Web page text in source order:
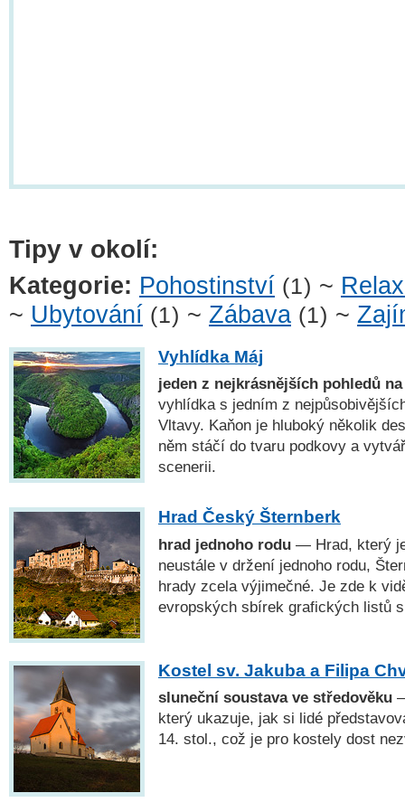
Tipy v okolí:
Kategorie: Pohostinství (1) ~
~ Ubytování (1) ~ Zábava (1) ~
Vyhlídka Máj
jeden z nejkrásnějších pohledů
vyhlídka s jedním z
Vltavy. Kaňon je hluboký několik
něm stáčí do tvaru podkovy a
scenerii.
Hrad Český Šternberk
hrad jednoho rodu — Hrad, který
neustále v držení jednoho rodu,
hrady zcela výjimečné. Je zde k
evropských sbírek grafických listů
Kostel sv. Jakuba a Filipa
sluneční soustava ve středověku
který ukazuje, jak si lidé
14. stol., což je pro kostely dost